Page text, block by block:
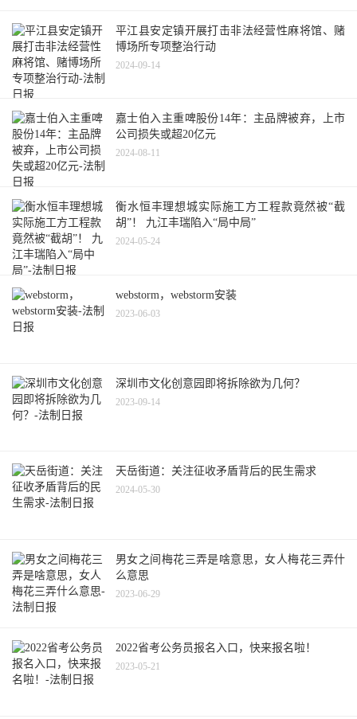
平江县安定镇开展打击非法经营性麻将馆、赌
博场所专项整治行动
2024-09-14
嘉士伯入主重啤股份14年：主品牌被弃，上市
公司损失或超20亿元
2024-08-11
衡水恒丰理想城实际施工方工程款竟然被“截
胡”！ 九江丰瑞陷入“局中局”
2024-05-24
webstorm，webstorm安装
2023-06-03
深圳市文化创意园即将拆除欲为几何？
2023-09-14
天岳街道：关注征收矛盾背后的民生需求
2024-05-30
男女之间梅花三弄是啥意思，女人梅花三弄什
么意思
2023-06-29
2022省考公务员报名入口，快来报名啦！
2023-05-21